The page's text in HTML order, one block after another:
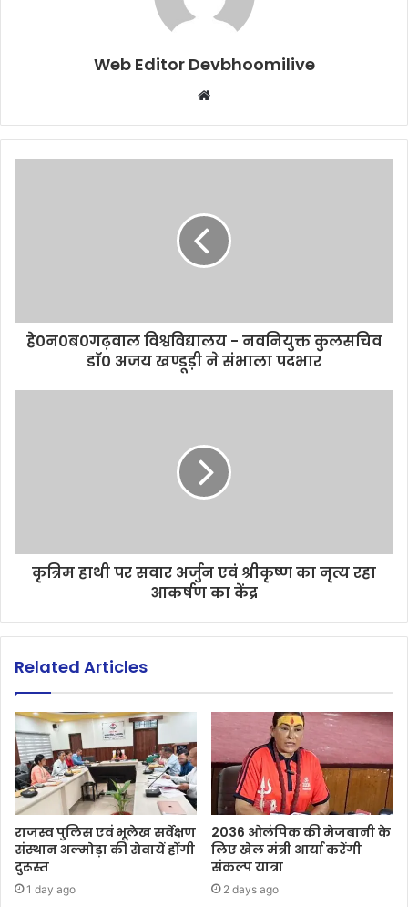
Web Editor Devbhoomilive
Website
हे0न0ब0गढ़वाल विश्वविद्यालय - नवनियुक्त कुलसचिव
डाॅ0 अजय खण्डूड़ी ने संभाला पदभार
कृत्रिम हाथी पर सवार अर्जुन एवं श्रीकृष्ण का नृत्य रहा
आकर्षण का केंद्र
Related Articles
राजस्व पुलिस एवं भूलेख सर्वेक्षण
संस्थान अल्मोड़ा की सेवायें होंगी
दुरूस्त
1 day ago
2036 ओलंपिक की मेजबानी के
लिए खेल मंत्री आर्या करेंगी
संकल्प यात्रा
2 days ago